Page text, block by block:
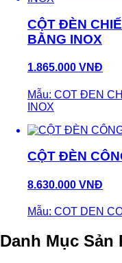
CỘT ĐÈN
BẰNG INOX
1.865.000 VNĐ
Mẫu: COT ĐEN
INOX
CỘT ĐÈN
8.630.000 VNĐ
Mẫu: COT DEN
Danh Mục Sản